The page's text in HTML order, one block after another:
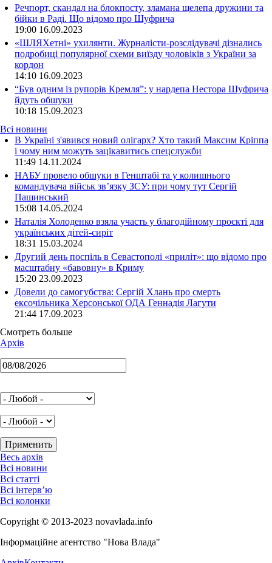
Речпорт, скандал на блокпосту, зламана щелепа дружини та
бійки в Раді. Що відомо про Шуфрича
19:00 16.09.2023
«ШЛЯХетні» ухилянти. Журналісти-розслідувачі дізнались
подробиці популярної схеми виїзду чоловіків з України за
кордон
14:10 16.09.2023
“Був одним із рупорів Кремля”: у нардепа Нестора Шуфрича
йдуть обшуки
10:18 15.09.2023
Всі новини
В Україні з'явився новий олігарх? Хто такий Максим Кріппа
і чому ним можуть зацікавитись спецслужби
11:49 14.11.2024
НАБУ провело обшуки в Генштабі та у колишнього
командувача військ зв’язку ЗСУ: при чому тут Сергій
Пашинський
15:08 14.05.2024
Наталія Холоденко взяла участь у благодійному проєкті для
українських дітей-сиріт
18:31 15.03.2024
Другий день поспіль в Севастополі «приліт»: що відомо про
масштабну «бавовну» в Криму
15:20 23.09.2023
Довели до самогубства: Сергій Хлань про смерть
ексочільника Херсонської ОДА Геннадія Лагути
21:44 17.09.2023
Смотреть больше
Архів
Весь архів
Всі новини
Всі статті
Всі інтерв’ю
Всі колонки
Copyright © 2013-2023 novavlada.info
Інформаційне агентство "Нова Влада"